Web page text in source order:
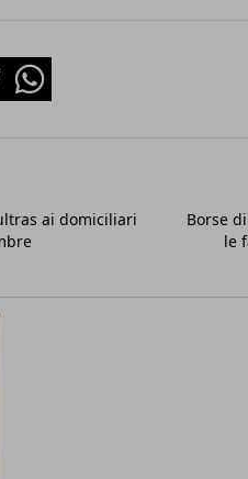
Whatsapp
ai domiciliari
Borse
le